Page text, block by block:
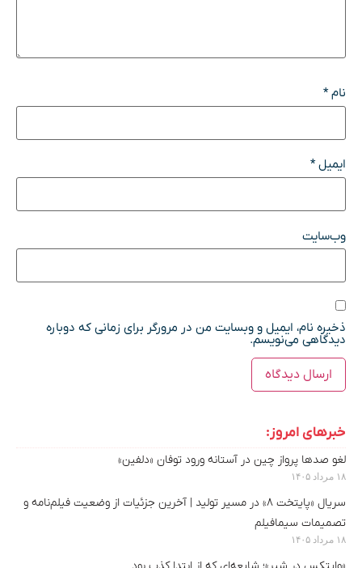
نام*
ایمیل*
وب‌سایت
ذخیره نام، ایمیل و وبسایت من در مرورگر برای زمانی که دوباره
دیدگاهی می‌نویسم.
خبرهای امروز:
لغو صدها پرواز چین در آستانه ورود توفان «دلفین»
۱۸ مرداد ۱۴۰۵
سریال «پایتخت ۸» در مسیر تولید | آخرین جزئیات از وضعیت فیلم‌نامه و
تصمیمات سیمافیلم
۱۸ مرداد ۱۴۰۵